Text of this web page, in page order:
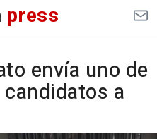
press
envía uno de
a